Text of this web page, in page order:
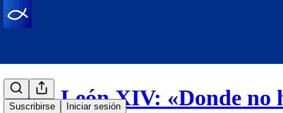
Suscribirse Iniciar sesión
Papa León XIV: «Donde